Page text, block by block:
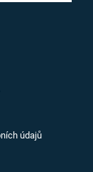
údajů